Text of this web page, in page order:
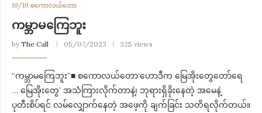
10/10 စကောလယ်တော
ကမ္ဘာမကြေဘူး
by The Call 05/07/2023 325 views
“ကမ္ဘာမကြေဘူး”■ စကောလယ်တော‘ဟောဒီက မြေအိုးတွေတော်ရေ
… မြေအိုးတွေ’ အသံကြားလိုက်တာနဲ့၊ ဘုရားရှိခိုးနေတဲ့ အမေနဲ့
ပုတီးစိပ်ရင် လမ်လျှောက်နေတဲ့ အဖေ့ကို ချက်ခြင်း သတိရလိုက်တယ်။